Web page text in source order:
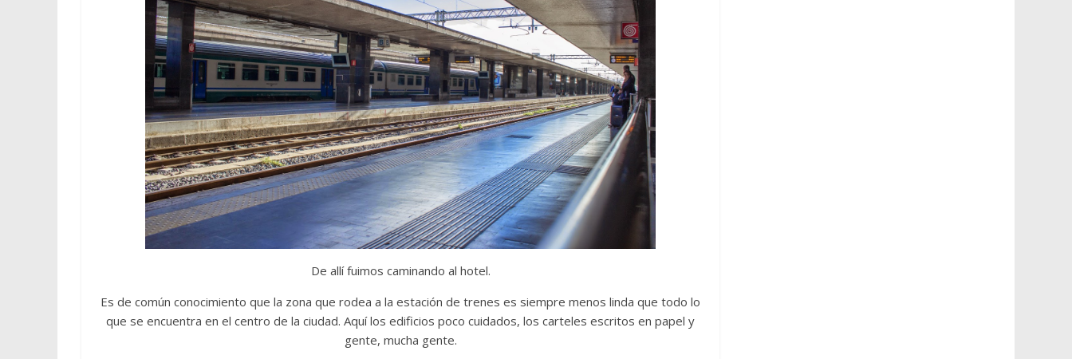
De allí fuimos caminando al hotel.
Es de común conocimiento que la zona que rodea a la estación de trenes es siempre menos linda que todo lo
que se encuentra en el centro de la ciudad. Aquí los edificios poco cuidados, los carteles escritos en papel y
gente, mucha gente.